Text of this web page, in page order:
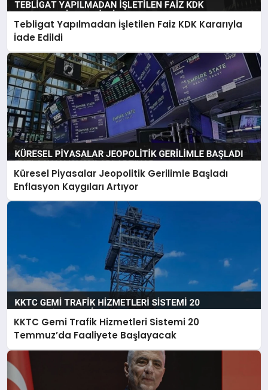
Tebligat Yapılmadan İşletilen Faiz KDK Kararıyla
İade Edildi
Küresel Piyasalar Jeopolitik Gerilimle Başladı
Enflasyon Kaygıları Artıyor
KKTC Gemi Trafik Hizmetleri Sistemi 20
Temmuz’da Faaliyete Başlayacak